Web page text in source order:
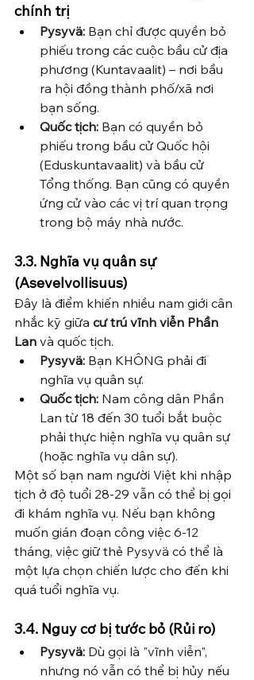
chính trị
Pysyvä: Bạn chỉ được quyền bỏ
phiếu trong các cuộc bầu cử địa
phương (Kuntavaalit) – nơi bầu
ra hội đồng thành phố/xã nơi
bạn sống.
Quốc tịch: Bạn có quyền bỏ
phiếu trong bầu cử Quốc hội
(Eduskuntavaalit) và bầu cử
Tổng thống. Bạn cũng có quyền
ứng cử vào các vị trí quan trọng
trong bộ máy nhà nước.
3.3. Nghĩa vụ quân sự
(Asevelvollisuus)
Đây là điểm khiến nhiều nam giới cân
nhắc kỹ giữa cư trú vĩnh viễn Phần
Lan và quốc tịch.
Pysyvä: Bạn KHÔNG phải đi
nghĩa vụ quân sự.
Quốc tịch: Nam công dân Phần
Lan từ 18 đến 30 tuổi bắt buộc
phải thực hiện nghĩa vụ quân sự
(hoặc nghĩa vụ dân sự).
Một số bạn nam người Việt khi nhập
tịch ở độ tuổi 28-29 vẫn có thể bị gọi
đi khám nghĩa vụ. Nếu bạn không
muốn gián đoạn công việc 6-12
tháng, việc giữ thẻ Pysyvä có thể là
một lựa chọn chiến lược cho đến khi
quá tuổi nghĩa vụ.
3.4. Nguy cơ bị tước bỏ (Rủi ro)
Pysyvä: Dù gọi là "vĩnh viễn",
nhưng nó vẫn có thể bị hủy nếu